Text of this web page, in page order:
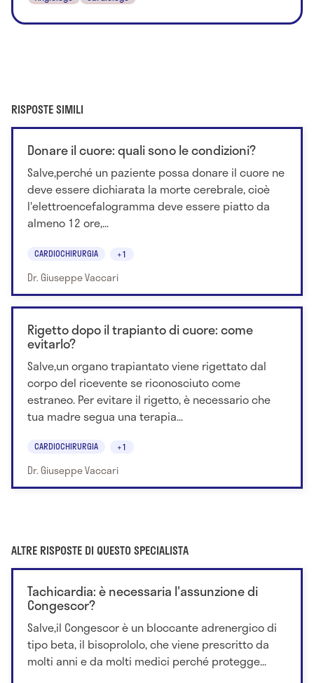
RISPOSTE SIMILI
Donare il cuore: quali sono le condizioni?
Salve,perché un paziente possa donare il cuore ne
deve essere dichiarata la morte cerebrale, cioè
l'elettroencefalogramma deve essere piatto da
almeno 12 ore,...
CARDIOCHIRURGIA +1
Dr. Giuseppe Vaccari
Rigetto dopo il trapianto di cuore: come
evitarlo?
Salve,un organo trapiantato viene rigettato dal
corpo del ricevente se riconosciuto come
estraneo. Per evitare il rigetto, è necessario che
tua madre segua una terapia...
CARDIOCHIRURGIA +1
Dr. Giuseppe Vaccari
ALTRE RISPOSTE DI QUESTO SPECIALISTA
Tachicardia: è necessaria l'assunzione di
Congescor?
Salve,il Congescor è un bloccante adrenergico di
tipo beta, il bisoprololo, che viene prescritto da
molti anni e da molti medici perché protegge...